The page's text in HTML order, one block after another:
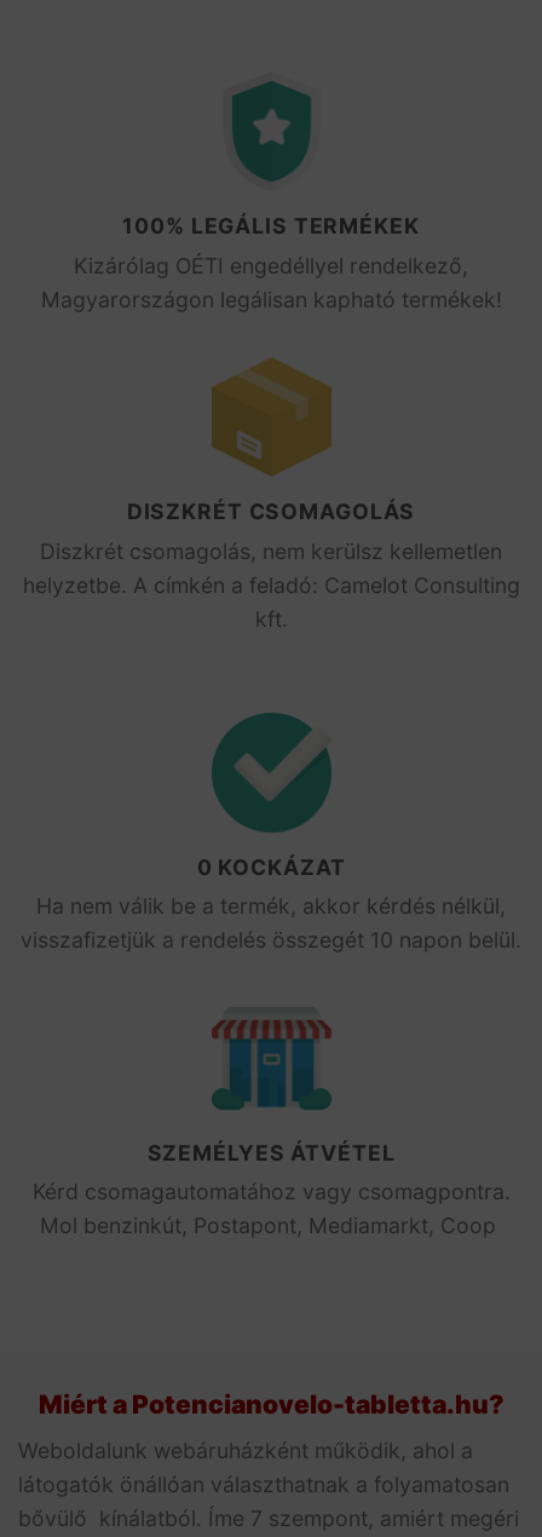
100% LEGÁLIS TERMÉKEK
Kizárólag OÉTI engedéllyel rendelkező,
Magyarországon legálisan kapható termékek!
DISZKRÉT CSOMAGOLÁS
Diszkrét csomagolás, nem kerülsz kellemetlen
helyzetbe. A címkén a feladó: Camelot Consulting
kft.
0 KOCKÁZAT
Ha nem válik be a termék, akkor kérdés nélkül,
visszafizetjük a rendelés összegét 10 napon belül.
SZEMÉLYES ÁTVÉTEL
Kérd csomagautomatához vagy csomagpontra.
Mol benzinkút, Postapont, Mediamarkt, Coop
Miért a Potencianovelo-tabletta.hu?
Weboldalunk webáruházként működik, ahol a
látogatók önállóan választhatnak a folyamatosan
bővülő kínálatból. Íme 7 szempont, amiért megéri